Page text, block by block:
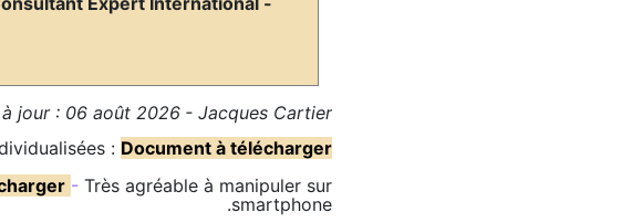
jour : 06 août 2026 - Jacques Cartier
: Document à télécharger
- Très agréable à manipuler sur
smartphone.